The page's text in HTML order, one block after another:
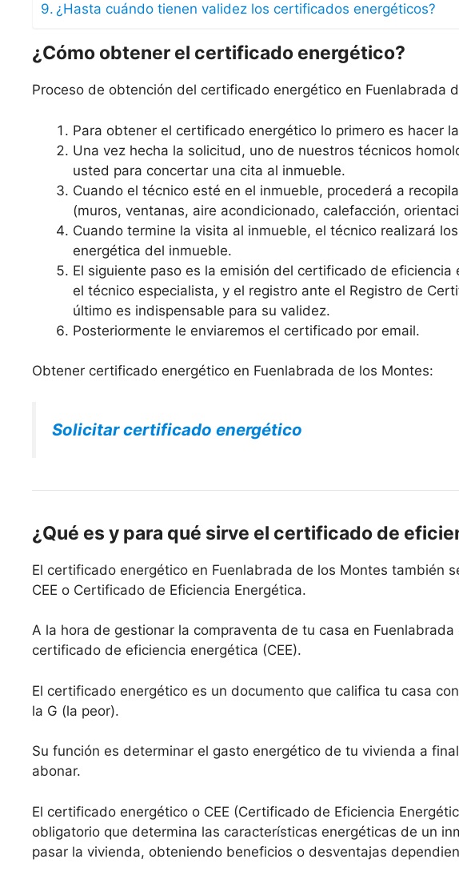
¿Hasta cuándo tienen validez los certificados energéticos?
¿Cómo obtener el certificado energético?
Proceso de obtención del certificado energético en Fuenlabrada
Para obtener el certificado energético lo primero es hacer
Una vez hecha la solicitud, uno de nuestros técnicos
usted para concertar una cita al inmueble.
Cuando el técnico esté en el inmueble, procederá a
(muros, ventanas, aire acondicionado, calefacción,
Cuando termine la visita al inmueble, el técnico realizará
energética del inmueble.
El siguiente paso es la emisión del certificado de
el técnico especialista, y el registro ante el Registro de
último es indispensable para su validez.
Posteriormente le enviaremos el certificado por email.
Obtener certificado energético en Fuenlabrada de los Montes:
Solicitar certificado energético
¿Qué es y para qué sirve el certificado de
El certificado energético en Fuenlabrada de los Montes también
CEE o Certificado de Eficiencia Energética.
A la hora de gestionar la compraventa de tu casa en
certificado de eficiencia energética (CEE).
El certificado energético es un documento que califica tu casa
la G (la peor).
Su función es determinar el gasto energético de tu vivienda a
abonar.
El certificado energético o CEE (Certificado de Eficiencia
obligatorio que determina las características energéticas de un
pasar la vivienda, obteniendo beneficios o desventajas